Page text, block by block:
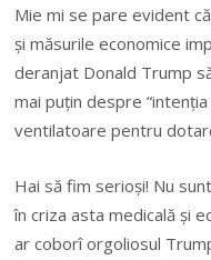
Mie mi se pare evident
și măsurile economice
deranjat Donald Trump
mai puțin despre
ventilatoare pentru
Hai să fim serioși! Nu
în criza asta medicală și
ar coborî orgoliosul